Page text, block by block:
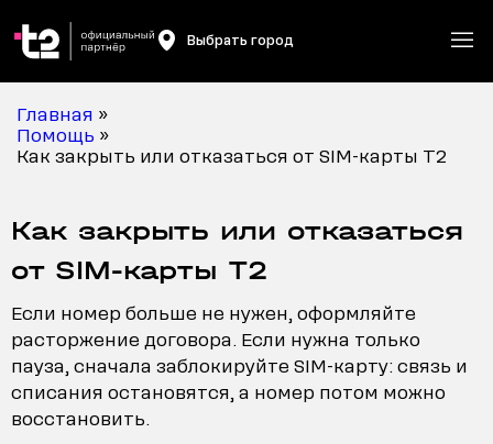
Выбрать город
Главная »
Помощь »
Как закрыть или отказаться от SIM-карты T2
Как закрыть или отказаться
от SIM-карты T2
Если номер больше не нужен, оформляйте
расторжение договора. Если нужна только
пауза, сначала заблокируйте SIM-карту: связь и
списания остановятся, а номер потом можно
восстановить.